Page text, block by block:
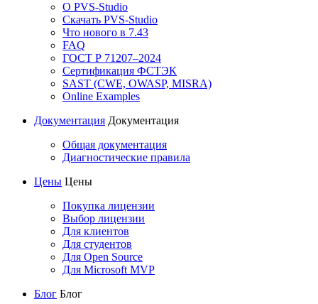
О PVS-Studio
Скачать PVS-Studio
Что нового в 7.43
FAQ
ГОСТ Р 71207–2024
Сертификация ФСТЭК
SAST (CWE, OWASP, MISRA)
Online Examples
Документация Документация
Общая документация
Диагностические правила
Цены Цены
Покупка лицензии
Выбор лицензии
Для клиентов
Для студентов
Для Open Source
Для Microsoft MVP
Блог Блог